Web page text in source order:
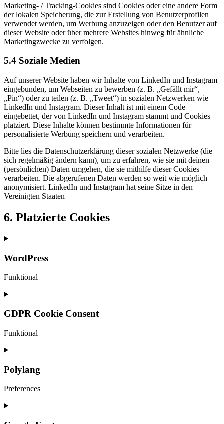
Marketing- / Tracking-Cookies sind Cookies oder eine andere Form
der lokalen Speicherung, die zur Erstellung von Benutzerprofilen
verwendet werden, um Werbung anzuzeigen oder den Benutzer auf
dieser Website oder über mehrere Websites hinweg für ähnliche
Marketingzwecke zu verfolgen.
5.4 Soziale Medien
Auf unserer Website haben wir Inhalte von LinkedIn und Instagram
eingebunden, um Webseiten zu bewerben (z. B. „Gefällt mir“,
„Pin“) oder zu teilen (z. B. „Tweet“) in sozialen Netzwerken wie
LinkedIn und Instagram. Dieser Inhalt ist mit einem Code
eingebettet, der von LinkedIn und Instagram stammt und Cookies
platziert. Diese Inhalte können bestimmte Informationen für
personalisierte Werbung speichern und verarbeiten.
Bitte lies die Datenschutzerklärung dieser sozialen Netzwerke (die
sich regelmäßig ändern kann), um zu erfahren, wie sie mit deinen
(persönlichen) Daten umgehen, die sie mithilfe dieser Cookies
verarbeiten. Die abgerufenen Daten werden so weit wie möglich
anonymisiert. LinkedIn und Instagram hat seine Sitze in den
Vereinigten Staaten
6. Platzierte Cookies
WordPress
Funktional
Consent
service
GDPR Cookie Consent
Funktional
Consent
service
gdpr-
cookie-
Polylang
Preferences
Consent